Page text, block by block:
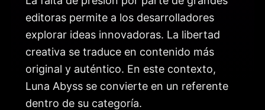
editoras permite a los desarrolladores
explorar ideas innovadoras. La libertad
creativa se traduce en contenido más
original y auténtico. En este contexto,
Luna Abyss se convierte en un referente
dentro de su categoría.